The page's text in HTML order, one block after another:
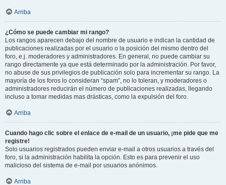
Arriba
¿Cómo se puede cambiar mi rango?
Los rangos aparecen debajo del nombre de usuario e indican la cantidad de
publicaciones realizadas por el usuario o la posición del mismo dentro del
foro, e.j. moderadores y administradores. En general, no puede cambiar su
rango directamente ya que está determinado por la administración. Por favor,
no abuse de sus privilegios de publicación solo para incrementar su rango. La
mayoría de los foros lo consideran “spam”, no lo toleran, y moderadores o
administradores reducirán el número de publicaciones realizadas, llegando
incluso a tomar medidas mas drásticas, como la expulsión del foro.
Arriba
Cuando hago clic sobre el enlace de e-mail de un usuario, ¡me pide que me
registre!
Solo usuarios registrados pueden enviar e-mail a otros usuarios a través del
foro, si la administración habilita la opción. Esto es para prevenir el uso
malicioso del sistema de e-mail por usuarios anónimos.
Arriba